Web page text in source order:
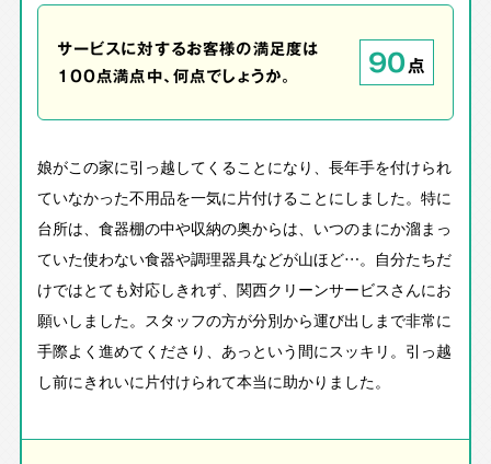
サービスに対するお客様の満足度は
100点満点中、何点でしょうか。
90点
娘がこの家に引っ越してくることになり、長年手を付けられ
ていなかった不用品を一気に片付けることにしました。特に
台所は、食器棚の中や収納の奥からは、いつのまにか溜まっ
ていた使わない食器や調理器具などが山ほど…。自分たちだ
けではとても対応しきれず、関西クリーンサービスさんにお
願いしました。スタッフの方が分別から運び出しまで非常に
手際よく進めてくださり、あっという間にスッキリ。引っ越
し前にきれいに片付けられて本当に助かりました。